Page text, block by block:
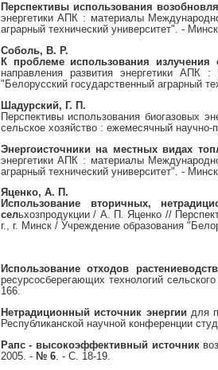
Перспективы использования
энергетики АПК : материалы
аграрный технический университет". -
Соболь, В. Р.
К проблеме использования излучения
направления развития энергетики АПК
"Белорусский государственный аграрный
Шадурский, Г. П.
Перспективы использования биогазовых
сельское хозяйство : ежемесячный научно-
Энергоисточники на местных видах
энергетики АПК : материалы
аграрный технический университет". -
Яценко, А. П.
Использование вторичных,
сельхозпродукции / А. П. Яценко //
г., г. Минск / Учреждение образования
Использование отходов
ресурсосберегающих технологий
166.
Нетрадиционный источник энергии для
Республиканской научной конференции
Рапс - высокоэффективный источник
2005. - № 6. - С. 18-19.